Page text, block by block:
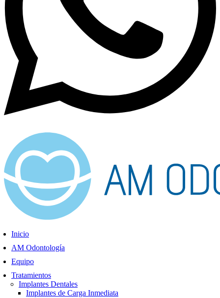
Inicio
AM Odontología
Equipo
Tratamientos
Implantes Dentales
Implantes de Carga Inmediata